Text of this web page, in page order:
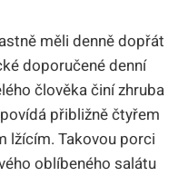
měli denně dopřát
doporučené denní
člověka činí zhruba
přibližně čtyřem
lžícím. Takovou porci
oblíbeného salátu